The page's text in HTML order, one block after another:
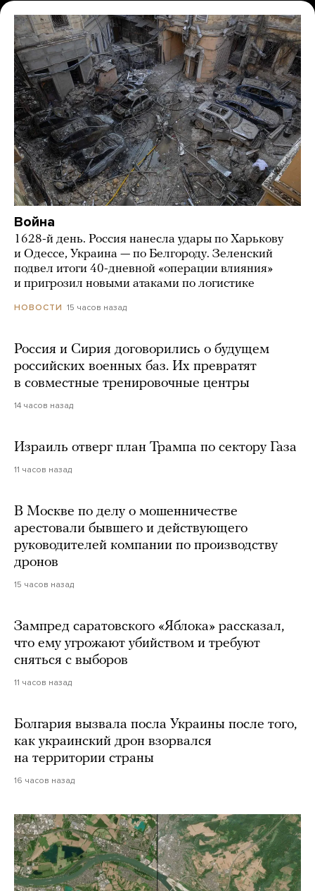
Война
1628-й день. Россия нанесла удары по Харькову
и Одессе, Украина — по Белгороду. Зеленский
подвел итоги 40-дневной «операции влияния»
и пригрозил новыми атаками по логистике
НОВОСТИ 15 часов назад
Россия и Сирия договорились о будущем
российских военных баз. Их превратят
в совместные тренировочные центры
14 часов назад
Израиль отверг план Трампа по сектору Газа
11 часов назад
В Москве по делу о мошенничестве
арестовали бывшего и действующего
руководителей компании по производству
дронов
15 часов назад
Зампред саратовского «Яблока» рассказал,
что ему угрожают убийством и требуют
сняться с выборов
11 часов назад
Болгария вызвала посла Украины после того,
как украинский дрон взорвался
на территории страны
16 часов назад